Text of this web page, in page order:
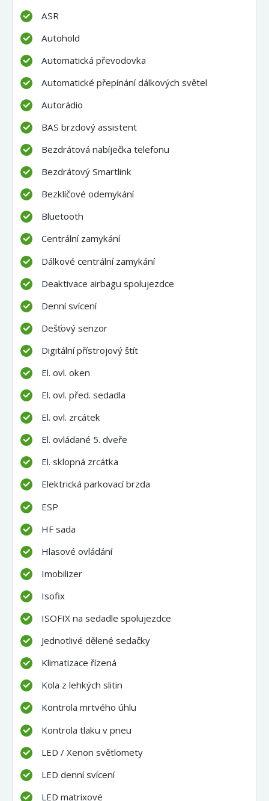
ASR
Autohold
Automatická převodovka
Automatické přepínání dálkových světel
Autorádio
BAS brzdový assistent
Bezdrátová nabíječka telefonu
Bezdrátový Smartlink
Bezklíčové odemykání
Bluetooth
Centrální zamykání
Dálkové centrální zamykání
Deaktivace airbagu spolujezdce
Denní svícení
Dešťový senzor
Digitální přístrojový štít
El. ovl. oken
El. ovl. před. sedadla
El. ovl. zrcátek
El. ovládané 5. dveře
El. sklopná zrcátka
Elektrická parkovací brzda
ESP
HF sada
Hlasové ovládání
Imobilizer
Isofix
ISOFIX na sedadle spolujezdce
Jednotlivé dělené sedačky
Klimatizace řízená
Kola z lehkých slitin
Kontrola mrtvého úhlu
Kontrola tlaku v pneu
LED / Xenon světlomety
LED denní svícení
LED matrixové